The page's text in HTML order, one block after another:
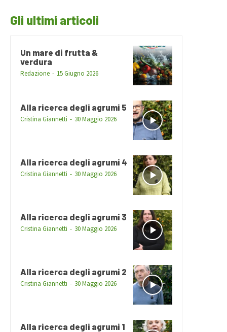
Gli ultimi articoli
Un mare di frutta &
verdura
Redazione - 15 Giugno 2026
Alla ricerca degli agrumi 5
Cristina Giannetti - 30 Maggio 2026
Alla ricerca degli agrumi 4
Cristina Giannetti - 30 Maggio 2026
Alla ricerca degli agrumi 3
Cristina Giannetti - 30 Maggio 2026
Alla ricerca degli agrumi 2
Cristina Giannetti - 30 Maggio 2026
Alla ricerca degli agrumi 1